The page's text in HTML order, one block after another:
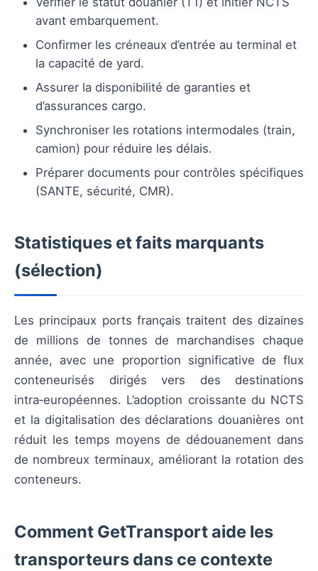
avant embarquement.
Confirmer les créneaux d’entrée au terminal et
la capacité de yard.
Assurer la disponibilité de garanties et
d’assurances cargo.
Synchroniser les rotations intermodales (train,
camion) pour réduire les délais.
Préparer documents pour contrôles spécifiques
(SANTE, sécurité, CMR).
Statistiques et faits marquants
(sélection)
Les principaux ports français traitent des dizaines
de millions de tonnes de marchandises chaque
année, avec une proportion significative de flux
conteneurisés dirigés vers des destinations
intra‑européennes. L’adoption croissante du NCTS
et la digitalisation des déclarations douanières ont
réduit les temps moyens de dédouanement dans
de nombreux terminaux, améliorant la rotation des
conteneurs.
Comment GetTransport aide les
transporteurs dans ce contexte